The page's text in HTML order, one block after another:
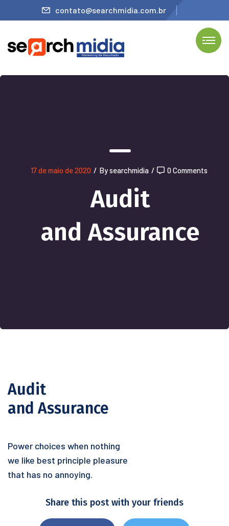
contato@searchmidia.com.br
17 de maio de 2020 / By searchmidia / 0 Comments
Audit
and Assurance
Audit
and Assurance
Power choices when nothing
we like best principle pleasure
that has no annoying.
Share this post with your friends